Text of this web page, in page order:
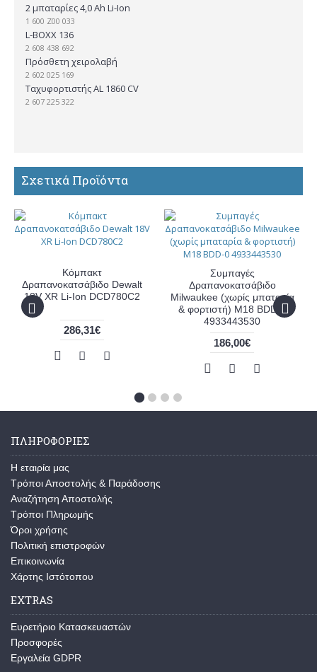
2 μπαταρίες 4,0 Ah Li-Ion
1 600 Z00 033
L-BOXX 136
2 608 438 692
Πρόσθετη χειρολαβή
2 602 025 169
Ταχυφορτιστής AL 1860 CV
2 607 225 322
Σχετικά Προϊόντα
Κόμπακτ
Δραπανοκατσάβιδο Dewalt
18V XR Li-Ion DCD780C2
286,31€
Συμπαγές
Δραπανοκατσάβιδο
Milwaukee (χωρίς μπαταρία
& φορτιστή) M18 BDD-0
4933443530
186,00€
ΠΛΗΡΟΦΟΡΙΕΣ
Η εταιρία μας
Τρόποι Αποστολής & Παράδοσης
Αναζήτηση Αποστολής
Τρόποι Πληρωμής
Όροι χρήσης
Πολιτική επιστροφών
Επικοινωνία
Χάρτης Ιστότοπου
EXTRAS
Ευρετήριο Κατασκευαστών
Προσφορές
Εργαλεία GDPR